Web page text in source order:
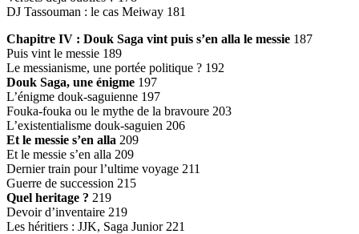
DJ Tassouman : le cas Meiway 181
Chapitre IV : Douk Saga vint puis s’en alla le messie 187
Puis vint le messie 189
Le messianisme, une portée politique ? 192
Douk Saga, une énigme 197
L’énigme douk-saguienne 197
Fouka-fouka ou le mythe de la bravoure 203
L’existentialisme douk-saguien 206
Et le messie s’en alla 209
Et le messie s’en alla 209
Dernier train pour l’ultime voyage 211
Guerre de succession 215
Quel heritage ? 219
Devoir d’inventaire 219
Les héritiers : JJK, Saga Junior 221